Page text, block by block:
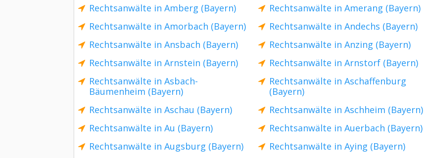
Rechtsanwälte in Amberg (Bayern)
Rechtsanwälte in Amerang (Bayern)
Rechtsanwälte in Amorbach (Bayern)
Rechtsanwälte in Andechs (Bayern)
Rechtsanwälte in Ansbach (Bayern)
Rechtsanwälte in Anzing (Bayern)
Rechtsanwälte in Arnstein (Bayern)
Rechtsanwälte in Arnstorf (Bayern)
Rechtsanwälte in Asbach-
Bäumenheim (Bayern)
Rechtsanwälte in Aschaffenburg
(Bayern)
Rechtsanwälte in Aschau (Bayern)
Rechtsanwälte in Aschheim (Bayern)
Rechtsanwälte in Au (Bayern)
Rechtsanwälte in Auerbach (Bayern)
Rechtsanwälte in Augsburg (Bayern)
Rechtsanwälte in Aying (Bayern)